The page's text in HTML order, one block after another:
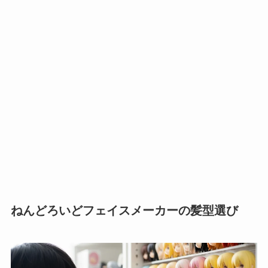
ねんどろいどフェイスメーカーの髪型選び